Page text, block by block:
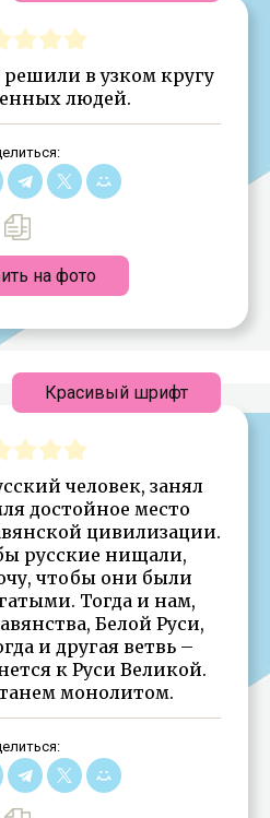
в узком кругу
людей.
на фото
человек, занял
достойное место
цивилизации.
русские нищали,
чтобы они были
Тогда и нам,
Белой Руси,
и другая ветвь –
к Руси Великой.
монолитом.
Красивый шрифт